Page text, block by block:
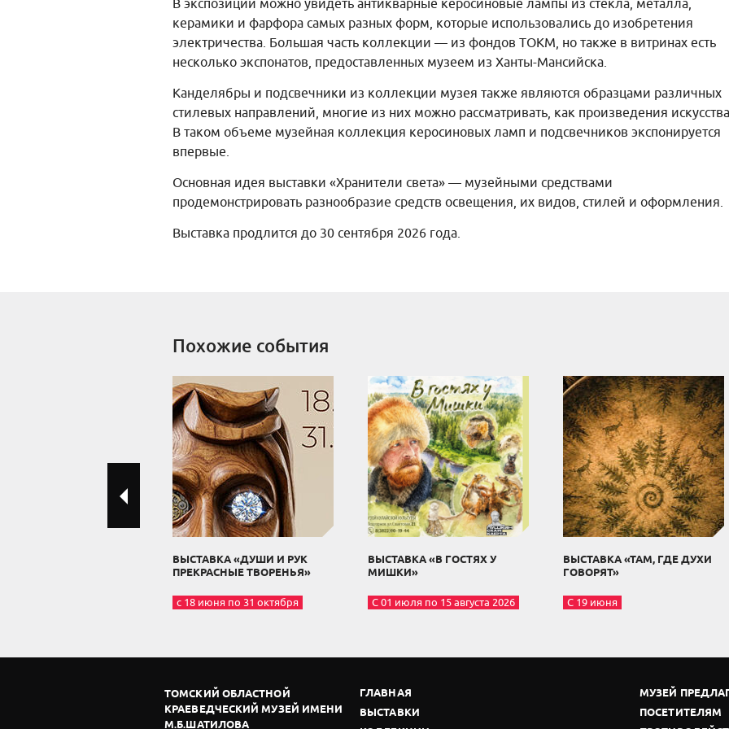
В экспозиции можно увидеть антикварные керосиновые лампы из стекла, металла,
керамики и фарфора самых разных форм, которые использовались до изобретения
электричества. Большая часть коллекции — из фондов ТОКМ, но также в витринах есть
несколько экспонатов, предоставленных музеем из Ханты-Мансийска.
Канделябры и подсвечники из коллекции музея также являются образцами различных
стилевых направлений, многие из них можно рассматривать, как произведения
В таком объеме музейная коллекция керосиновых ламп и подсвечников экспонируется
впервые.
Основная идея выставки «Хранители света» — музейными средствами
продемонстрировать разнообразие средств освещения, их видов, стилей и оформления.
Выставка продлится до 30 сентября 2026 года.
Похожие события
ВЫСТАВКА «ДУШИ И РУК
ПРЕКРАСНЫЕ ТВОРЕНЬЯ»
с 18 июня по 31 октября
ВЫСТАВКА «В ГОСТЯХ У
МИШКИ»
С 01 июля по 15 августа 2026
ВЫСТАВКА «ТАМ, ГДЕ ДУХИ
ГОВОРЯТ»
С 19 июня
ТОМСКИЙ ОБЛАСТНОЙ
КРАЕВЕДЧЕСКИЙ МУЗЕЙ ИМЕНИ
М.Б.ШАТИЛОВА
ГЛАВНАЯ
МУЗЕЙ
ВЫСТАВКИ
ПОСЕТИТЕЛЯМ